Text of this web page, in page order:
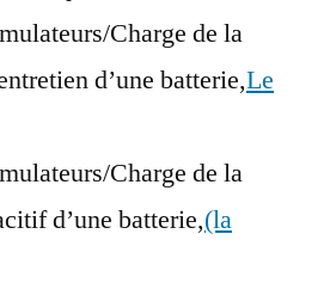
Charge de la
d’une batterie,Le
Charge de la
d’une batterie,(la